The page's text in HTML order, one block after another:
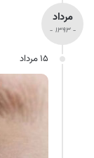
مرداد
- ۱۳۹۳ -
۱۵ مرداد